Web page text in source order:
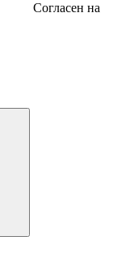
Согласен на